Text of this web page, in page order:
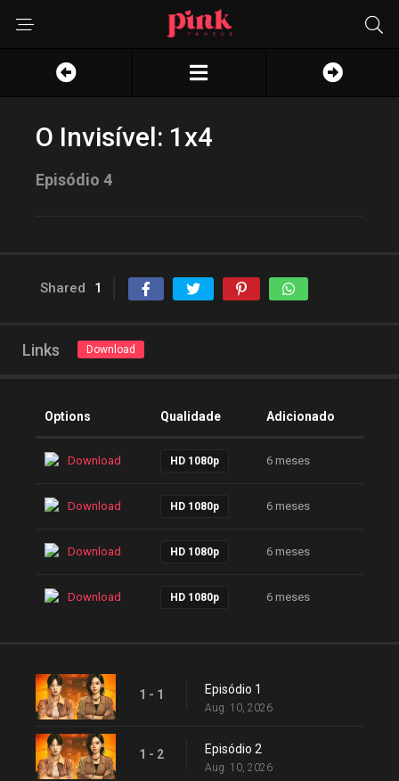
O Invisível: 1x4
Episódio 4
Shared 1
Links Download
Options Qualidade Adicionado
Download HD 1080p 6 meses
Download HD 1080p 6 meses
Download HD 1080p 6 meses
Download HD 1080p 6 meses
1 - 1 Episódio 1
Aug. 10, 2026
1 - 2 Episódio 2
Aug. 10, 2026